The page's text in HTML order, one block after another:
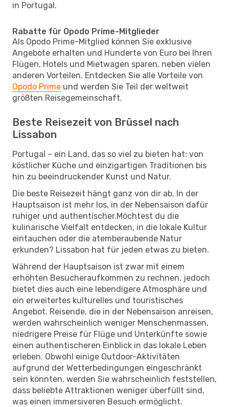
in Portugal.
Rabatte für Opodo Prime-Mitglieder
Als Opodo Prime-Mitglied können Sie exklusive
Angebote erhalten und Hunderte von Euro bei Ihren
Flügen, Hotels und Mietwagen sparen, neben vielen
anderen Vorteilen. Entdecken Sie alle Vorteile von
Opodo Prime und werden Sie Teil der weltweit
größten Reisegemeinschaft.
Beste Reisezeit von Brüssel nach
Lissabon
Portugal – ein Land, das so viel zu bieten hat: von
köstlicher Küche und einzigartigen Traditionen bis
hin zu beeindruckender Kunst und Natur.
Die beste Reisezeit hängt ganz von dir ab. In der
Hauptsaison ist mehr los, in der Nebensaison dafür
ruhiger und authentischer.Möchtest du die
kulinarische Vielfalt entdecken, in die lokale Kultur
eintauchen oder die atemberaubende Natur
erkunden? Lissabon hat für jeden etwas zu bieten.
Während der Hauptsaison ist zwar mit einem
erhöhten Besucheraufkommen zu rechnen, jedoch
bietet dies auch eine lebendigere Atmosphäre und
ein erweitertes kulturelles und touristisches
Angebot. Reisende, die in der Nebensaison anreisen,
werden wahrscheinlich weniger Menschenmassen,
niedrigere Preise für Flüge und Unterkünfte sowie
einen authentischeren Einblick in das lokale Leben
erleben. Obwohl einige Outdoor-Aktivitäten
aufgrund der Wetterbedingungen eingeschränkt
sein könnten, werden Sie wahrscheinlich feststellen,
dass beliebte Attraktionen weniger überfüllt sind,
was einen immersiveren Besuch ermöglicht.